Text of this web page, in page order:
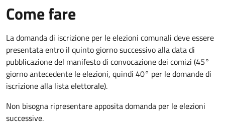
Come fare
La domanda di iscrizione per le elezioni comunali deve essere
presentata entro il quinto giorno successivo alla data di
pubblicazione del manifesto di convocazione dei comizi (45°
giorno antecedente le elezioni, quindi 40° per le domande di
iscrizione alla lista elettorale).
Non bisogna ripresentare apposita domanda per le elezioni
successive.